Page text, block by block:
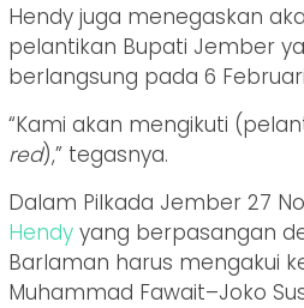
Hendy juga menegaskan
pelantikan Bupati Jember
berlangsung pada 6
“Kami akan mengikuti
red),” tegasnya.
Dalam Pilkada Jember 27
Hendy yang berpasangan
Barlaman harus mengakui
Muhammad Fawait–Joko